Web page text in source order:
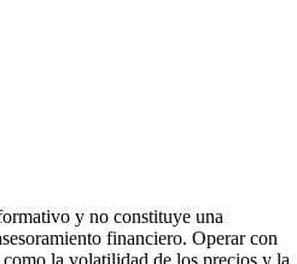
y no constituye una
financiero. Operar con
la volatilidad de los precios y la